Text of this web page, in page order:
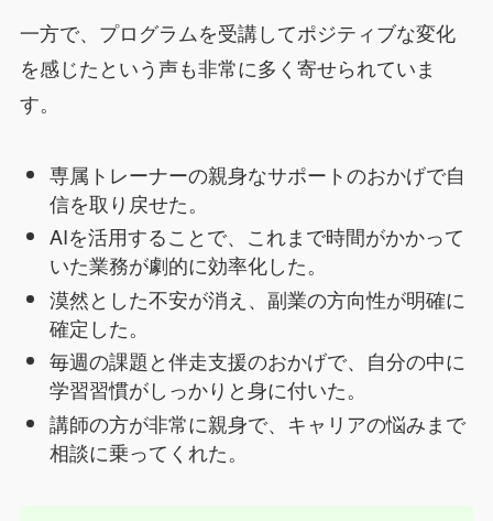
一方で、プログラムを受講してポジティブな変化
を感じたという声も非常に多く寄せられていま
す。
専属トレーナーの親身なサポートのおかげで自
信を取り戻せた。
AIを活用することで、これまで時間がかかって
いた業務が劇的に効率化した。
漠然とした不安が消え、副業の方向性が明確に
確定した。
毎週の課題と伴走支援のおかげで、自分の中に
学習習慣がしっかりと身に付いた。
講師の方が非常に親身で、キャリアの悩みまで
相談に乗ってくれた。